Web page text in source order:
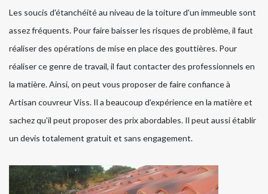
Les soucis d'étanchéité au niveau de la toiture d'un immeuble sont
assez fréquents. Pour faire baisser les risques de problème, il faut
réaliser des opérations de mise en place des gouttières. Pour
réaliser ce genre de travail, il faut contacter des professionnels en
la matière. Ainsi, on peut vous proposer de faire confiance à
Artisan couvreur Viss. Il a beaucoup d'expérience en la matière et
sachez qu'il peut proposer des prix abordables. Il peut aussi établir
un devis totalement gratuit et sans engagement.